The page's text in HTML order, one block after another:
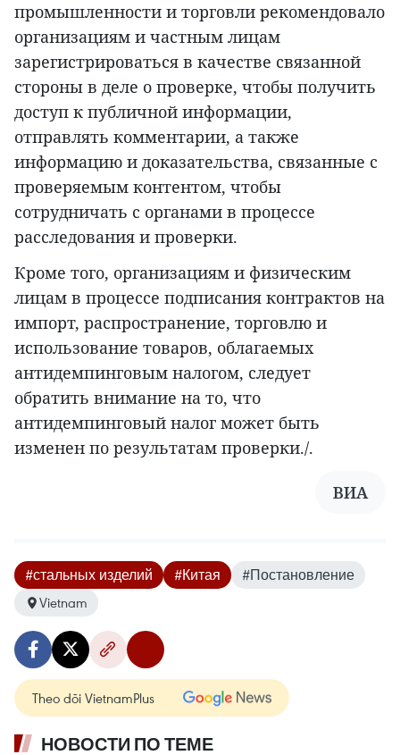
промышленности и торговли рекомендовало
организациям и частным лицам
зарегистрироваться в качестве связанной
стороны в деле о проверке, чтобы получить
доступ к публичной информации,
отправлять комментарии, а также
информацию и доказательства, связанные с
проверяемым контентом, чтобы
сотрудничать с органами в процессе
расследования и проверки.
Кроме того, организациям и физическим
лицам в процессе подписания контрактов на
импорт, распространение, торговлю и
использование товаров, облагаемых
антидемпинговым налогом, следует
обратить внимание на то, что
антидемпинговый налог может быть
изменен по результатам проверки./.
ВИА
#стальных изделий #Китая
#Постановление
Vietnam
Theo dõi VietnamPlus
НОВОСТИ ПО ТЕМЕ